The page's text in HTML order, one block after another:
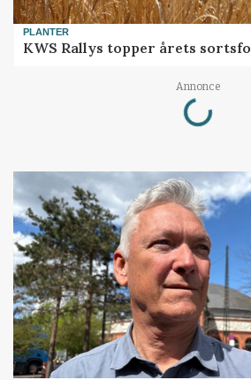
PLANTER
KWS Rallys topper årets
Annonce
Loading...